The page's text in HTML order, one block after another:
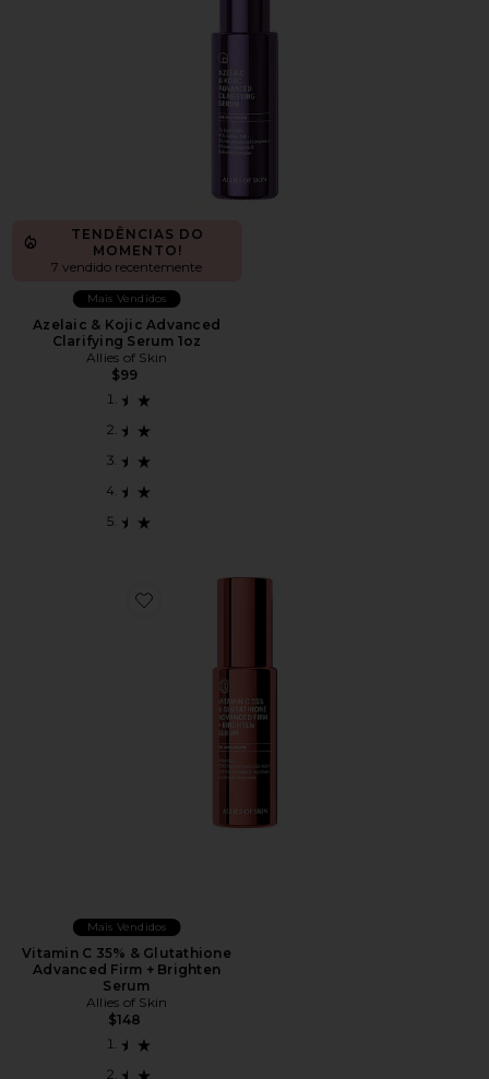
TENDÊNCIAS DO
MOMENTO!
7 vendido recentemente
Mais Vendidos
Azelaic & Kojic Advanced
Clarifying Serum 1oz
Allies of Skin
$99
Favorite Vitamin C 35% & Glutathione Advanced Firm
Mais Vendidos
Vitamin C 35% & Glutathione
Advanced Firm + Brighten
Serum
Allies of Skin
$148